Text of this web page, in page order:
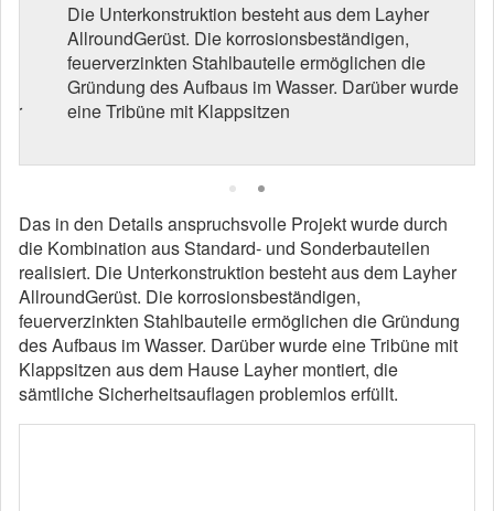
Die Unterkonstruktion besteht aus dem Layher
AllroundGerüst. Die korrosionsbeständigen,
feuerverzinkten Stahlbauteile ermöglichen die
Gründung des Aufbaus im Wasser. Darüber wurde
eine Tribüne mit Klappsitzen
Das in den Details anspruchsvolle Projekt wurde durch
die Kombination aus Standard- und Sonderbauteilen
realisiert. Die Unterkonstruktion besteht aus dem Layher
AllroundGerüst. Die korrosionsbeständigen,
feuerverzinkten Stahlbauteile ermöglichen die Gründung
des Aufbaus im Wasser. Darüber wurde eine Tribüne mit
Klappsitzen aus dem Hause Layher montiert, die
sämtliche Sicherheitsauflagen problemlos erfüllt.